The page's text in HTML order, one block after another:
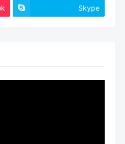
Skype